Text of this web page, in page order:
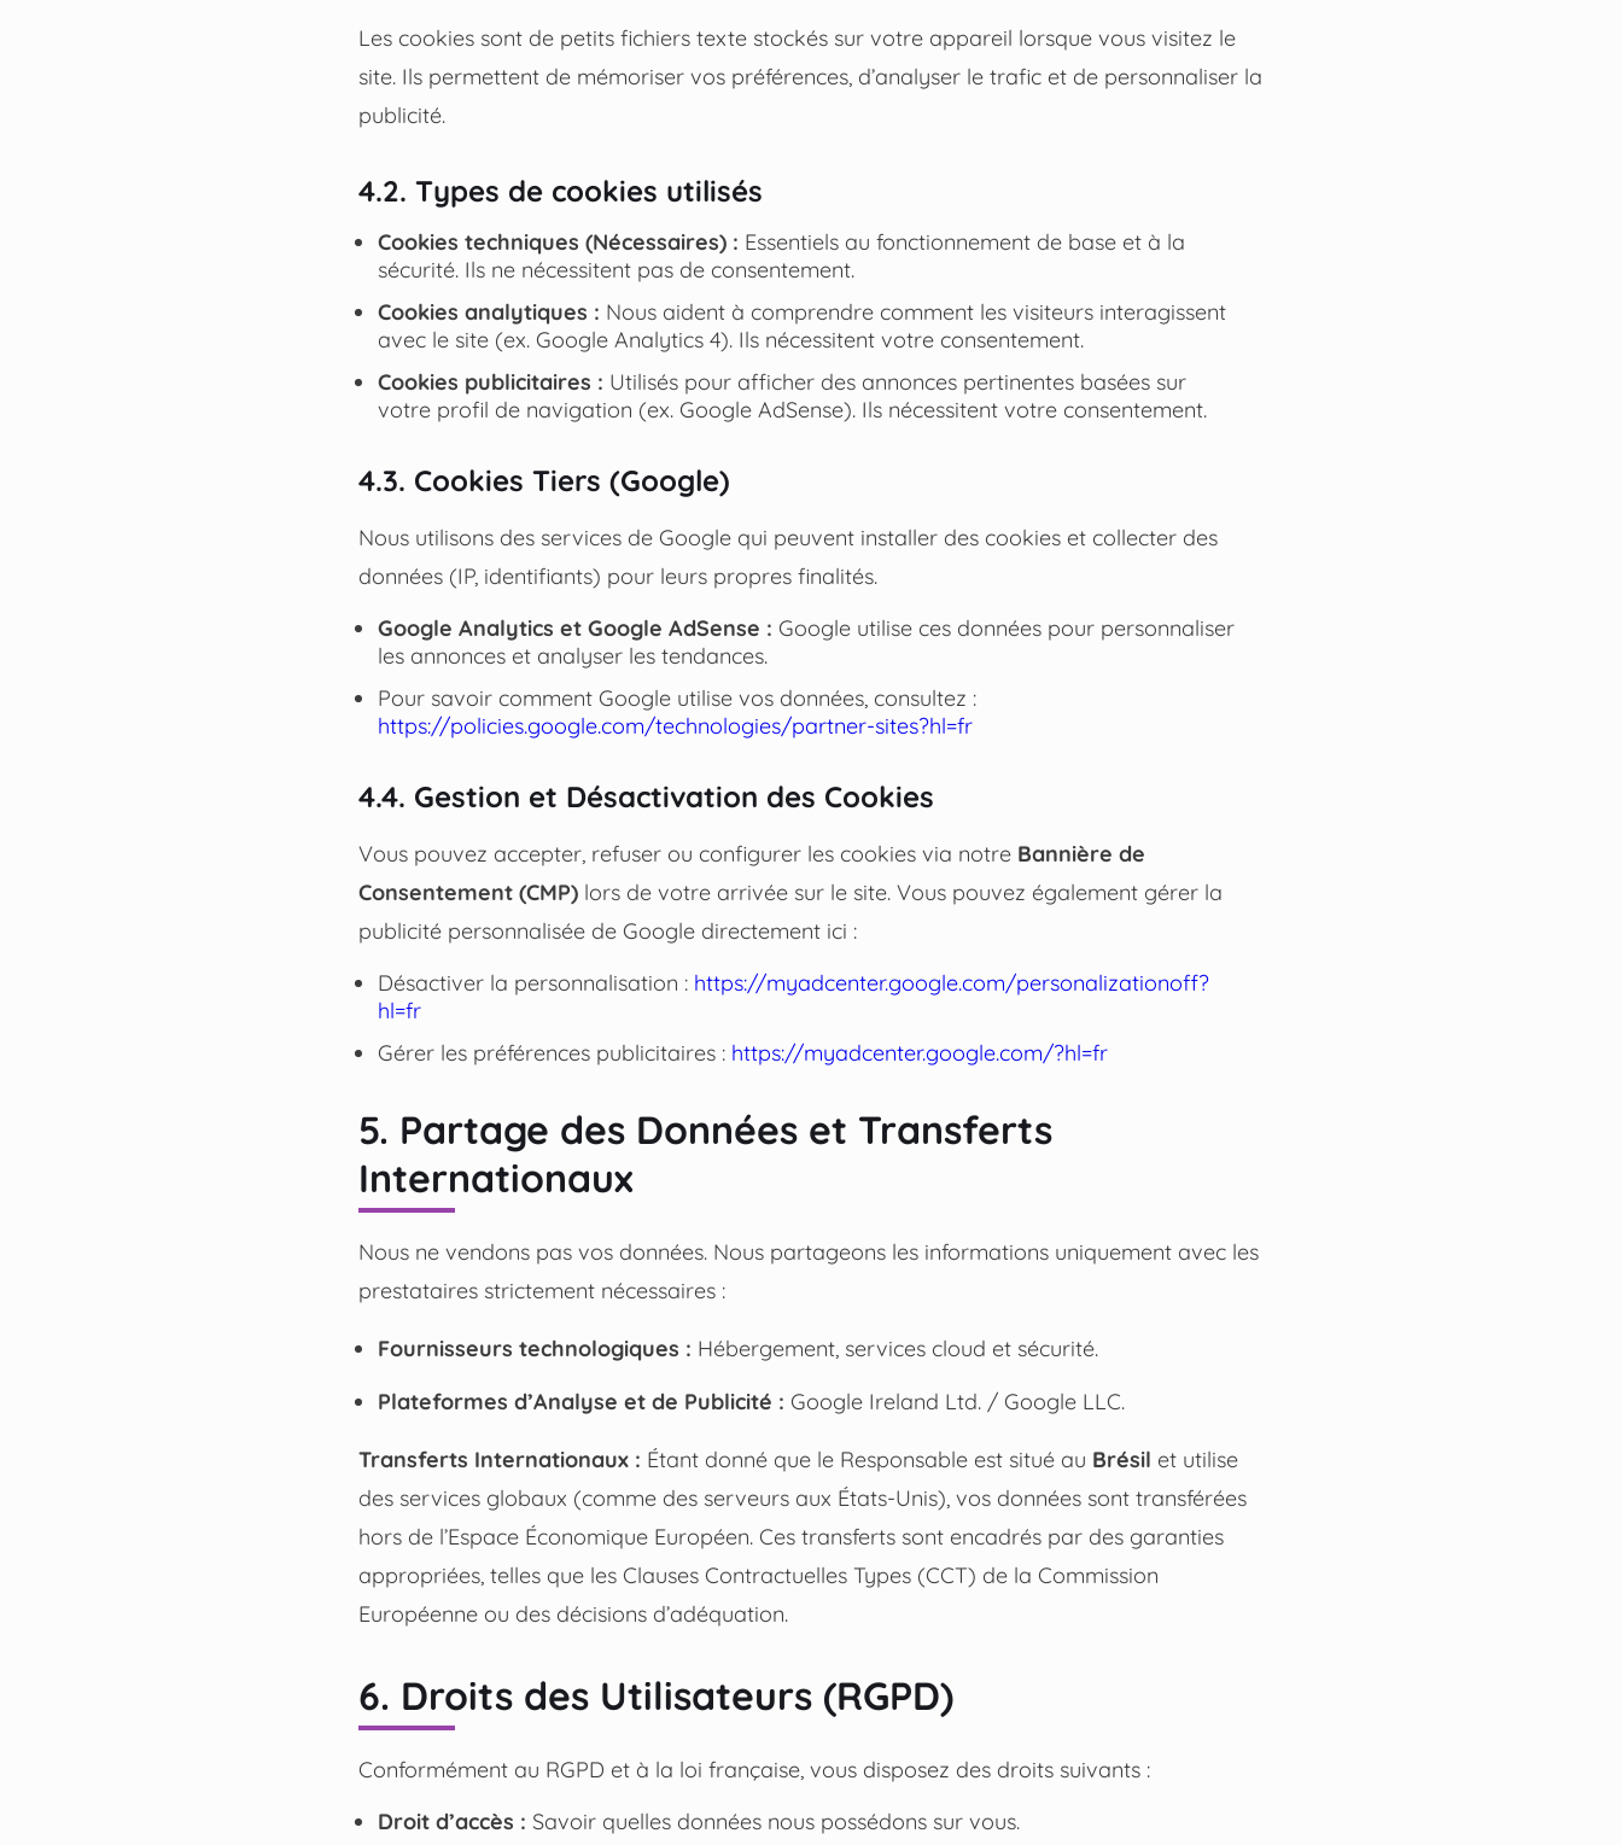
Les cookies sont de petits fichiers texte stockés sur votre appareil lorsque vous visitez le
site. Ils permettent de mémoriser vos préférences, d’analyser le trafic et de personnaliser la
publicité.
4.2. Types de cookies utilisés
Cookies techniques (Nécessaires) : Essentiels au fonctionnement de base et à la
sécurité. Ils ne nécessitent pas de consentement.
Cookies analytiques : Nous aident à comprendre comment les visiteurs interagissent
avec le site (ex. Google Analytics 4). Ils nécessitent votre consentement.
Cookies publicitaires : Utilisés pour afficher des annonces pertinentes basées sur
votre profil de navigation (ex. Google AdSense). Ils nécessitent votre consentement.
4.3. Cookies Tiers (Google)
Nous utilisons des services de Google qui peuvent installer des cookies et collecter des
données (IP, identifiants) pour leurs propres finalités.
Google Analytics et Google AdSense : Google utilise ces données pour personnaliser
les annonces et analyser les tendances.
Pour savoir comment Google utilise vos données, consultez :
https://policies.google.com/technologies/partner-sites?hl=fr
4.4. Gestion et Désactivation des Cookies
Vous pouvez accepter, refuser ou configurer les cookies via notre Bannière de
Consentement (CMP) lors de votre arrivée sur le site. Vous pouvez également gérer la
publicité personnalisée de Google directement ici :
Désactiver la personnalisation : https://myadcenter.google.com/personalizationoff?
hl=fr
Gérer les préférences publicitaires : https://myadcenter.google.com/?hl=fr
5. Partage des Données et Transferts
Internationaux
Nous ne vendons pas vos données. Nous partageons les informations uniquement avec les
prestataires strictement nécessaires :
Fournisseurs technologiques : Hébergement, services cloud et sécurité.
Plateformes d’Analyse et de Publicité : Google Ireland Ltd. / Google LLC.
Transferts Internationaux : Étant donné que le Responsable est situé au Brésil et utilise
des services globaux (comme des serveurs aux États-Unis), vos données sont transférées
hors de l’Espace Économique Européen. Ces transferts sont encadrés par des garanties
appropriées, telles que les Clauses Contractuelles Types (CCT) de la Commission
Européenne ou des décisions d’adéquation.
6. Droits des Utilisateurs (RGPD)
Conformément au RGPD et à la loi française, vous disposez des droits suivants :
Droit d’accès : Savoir quelles données nous possédons sur vous.